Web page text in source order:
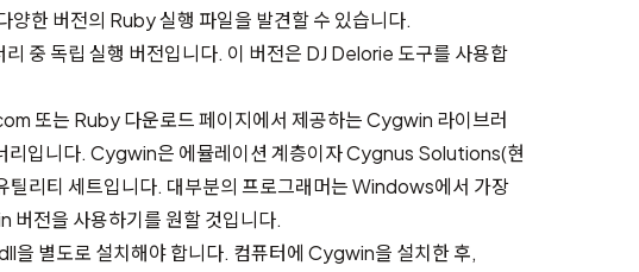
양한 버전의 Ruby 실행 파일을 발견할 수 있습니다.
중 독립 실행 버전입니다. 이 버전은 DJ Delorie 도구를 사용합
또는 Ruby 다운로드 페이지에서 제공하는 Cygwin 라이브러
입니다. Cygwin은 에뮬레이션 계층이자 Cygnus Solutions(현
리티 세트입니다. 대부분의 프로그래머는 Windows에서 가장
전을 사용하기를 원할 것입니다.
별도로 설치해야 합니다. 컴퓨터에 Cygwin을 설치한 후,